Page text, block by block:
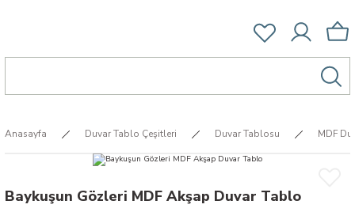
Anasayfa Duvar Tablo Çeşitleri Duvar Tablosu MDF
Baykuşun Gözleri MDF Akşap Duvar Tablo